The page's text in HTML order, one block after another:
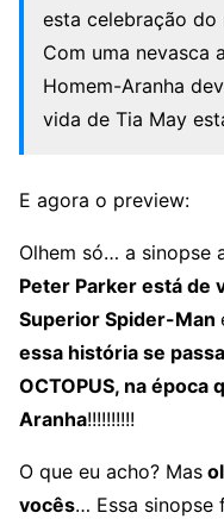
esta celebração do
Com uma nevasca
Homem-Aranha
vida de Tia May
E agora o preview:
Olhem só… a sinopse
Peter Parker está de
Superior Spider-Man
essa história se
OCTOPUS, na época
Aranha!!!!!!!!!!
O que eu acho? Mas
vocês… Essa sinopse